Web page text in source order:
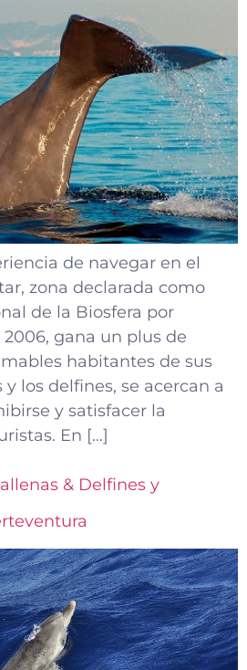
de navegar en el
zona declarada como
de la Biosfera por
2006, gana un plus de
habitantes de sus
los delfines, se acercan a
y satisfacer la
En […]
& Delfines y